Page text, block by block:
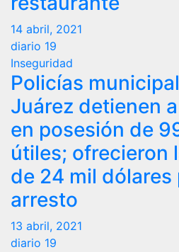
14 abril, 2021
diario 19
Inseguridad
Policías
Juárez detienen
en posesión de
útiles; ofrecieron
de 24 mil dólares
arresto
13 abril, 2021
diario 19